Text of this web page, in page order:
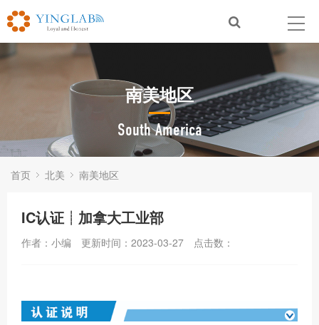
南美地区
South America
首页 北美 南美地区
IC认证┊加拿大工业部
作者：小编 更新时间：2023-03-27 点击数：